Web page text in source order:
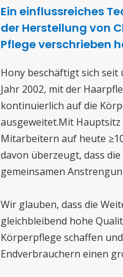
Ein einflussreiches
der Herstellung von
Pflege verschrieben
Hony beschäftigt sich seit
Jahr 2002, mit der
kontinuierlich auf die
ausgeweitet.Mit
Mitarbeitern auf heute
davon überzeugt, dass
gemeinsamen
Wir glauben, dass die
gleichbleibend hohe
Körperpflege schaffen
Endverbrauchern einen